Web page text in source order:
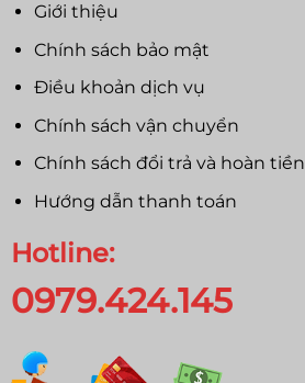
Giới thiệu
Chính sách bảo mật
Điều khoản dịch vụ
Chính sách vận chuyển
Chính sách đổi trả và hoàn tiền
Hướng dẫn thanh toán
Hotline:
0979.424.145